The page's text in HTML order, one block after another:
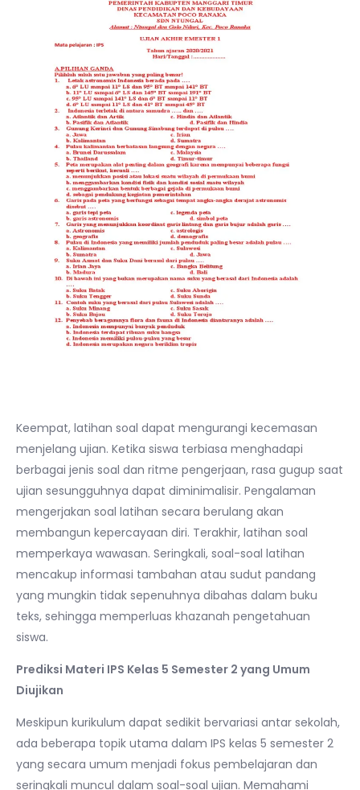
Keempat, latihan soal dapat mengurangi kecemasan
menjelang ujian. Ketika siswa terbiasa menghadapi
berbagai jenis soal dan ritme pengerjaan, rasa gugup saat
ujian sesungguhnya dapat diminimalisir. Pengalaman
mengerjakan soal latihan secara berulang akan
membangun kepercayaan diri. Terakhir, latihan soal
memperkaya wawasan. Seringkali, soal-soal latihan
mencakup informasi tambahan atau sudut pandang
yang mungkin tidak sepenuhnya dibahas dalam buku
teks, sehingga memperluas khazanah pengetahuan
siswa.
Prediksi Materi IPS Kelas 5 Semester 2 yang Umum
Diujikan
Meskipun kurikulum dapat sedikit bervariasi antar sekolah,
ada beberapa topik utama dalam IPS kelas 5 semester 2
yang secara umum menjadi fokus pembelajaran dan
seringkali muncul dalam soal-soal ujian. Memahami